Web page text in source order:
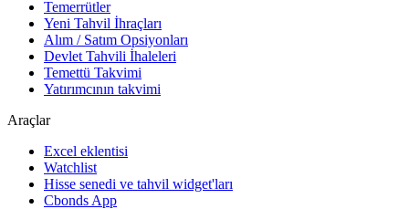
Temerrütler
Yeni Tahvil İhraçları
Alım / Satım Opsiyonları
Devlet Tahvili İhaleleri
Temettü Takvimi
Yatırımcının takvimi
Araçlar
Excel eklentisi
Watchlist
Hisse senedi ve tahvil widget'ları
Cbonds App